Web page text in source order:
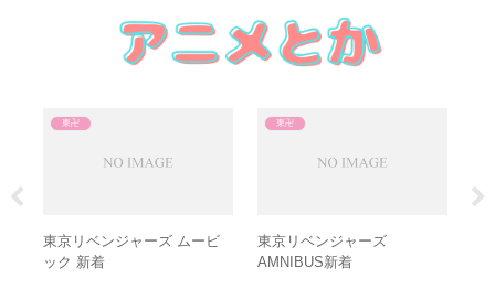
東卍
東京リベンジャーズ ムービ
ック 新着
東卍
東京リベンジャーズ
AMNIBUS新着